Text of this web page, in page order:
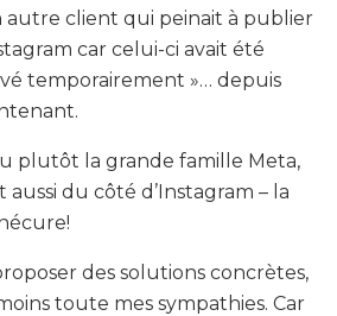
autre client qui peinait à publier
car celui-ci avait été
temporairement »… depuis
plutôt la grande famille Meta,
du côté d’Instagram – la
des solutions concrètes,
toute mes sympathies. Car